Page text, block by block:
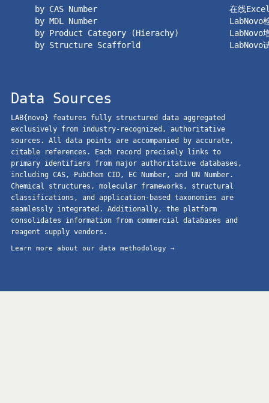
by CAS Number
by MDL Number
by Product Category (Hierachy)
by Structure Scafforld
在线
LabNovo
LabNovo
LabNovo
Data Sources
LAB{novo} features fully structured data aggregated
exclusively from industry-recognized, authoritative
sources. All data points are accompanied by accurate,
citable references. Each record precisely links to
primary identifiers from major authoritative databases,
including CAS, PubChem CID, EC Number, and UN Number.
Chemical structures, molecular frameworks, structural
classifications, and application-based taxonomies are
seamlessly integrated. Additionally, the platform
consolidates information from commercial databases and
reagent supply vendors.
Learn more about our data methodology →